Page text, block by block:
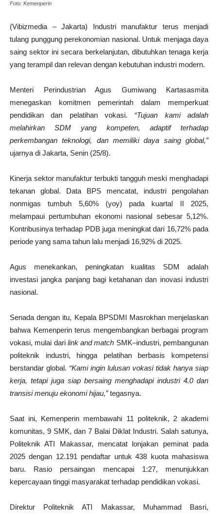
Foto: Kemenperin
(Vibizmedia – Jakarta) Industri manufaktur terus menjadi
tulang punggung perekonomian nasional. Untuk menjaga daya
saing sektor ini secara berkelanjutan, dibutuhkan tenaga kerja
yang terampil dan relevan dengan kebutuhan industri modern.
Menteri Perindustrian Agus Gumiwang Kartasasmita
menegaskan komitmen pemerintah dalam memperkuat
pendidikan dan pelatihan vokasi. “Tujuan kami adalah
melahirkan SDM yang kompeten, adaptif terhadap
perkembangan teknologi, dan memiliki daya saing global,”
ujarnya di Jakarta, Senin (25/8).
Kinerja sektor manufaktur terbukti tangguh meski menghadapi
tekanan global. Data BPS mencatat, industri pengolahan
nonmigas tumbuh 5,60% (yoy) pada kuartal II 2025,
melampaui pertumbuhan ekonomi nasional sebesar 5,12%.
Kontribusinya terhadap PDB juga meningkat dari 16,72% pada
periode yang sama tahun lalu menjadi 16,92% di 2025.
Agus menekankan, peningkatan kualitas SDM adalah
investasi jangka panjang bagi ketahanan dan inovasi industri
nasional.
Senada dengan itu, Kepala BPSDMI Masrokhan menjelaskan
bahwa Kemenperin terus mengembangkan berbagai program
vokasi, mulai dari link and match SMK–industri, pembangunan
politeknik industri, hingga pelatihan berbasis kompetensi
berstandar global. “Kami ingin lulusan vokasi tidak hanya siap
kerja, tetapi juga siap bersaing menghadapi industri 4.0 dan
transisi menuju ekonomi hijau,”tegasnya.
Saat ini, Kemenperin membawahi 11 politeknik, 2 akademi
komunitas, 9 SMK, dan 7 Balai Diklat Industri. Salah satunya,
Politeknik ATI Makassar, mencatat lonjakan peminat pada
2025 dengan 12.191 pendaftar untuk 438 kuota mahasiswa
baru. Rasio persaingan mencapai 1:27, menunjukkan
kepercayaan tinggi masyarakat terhadap pendidikan vokasi.
Direktur Politeknik ATI Makassar, Muhammad Basri,